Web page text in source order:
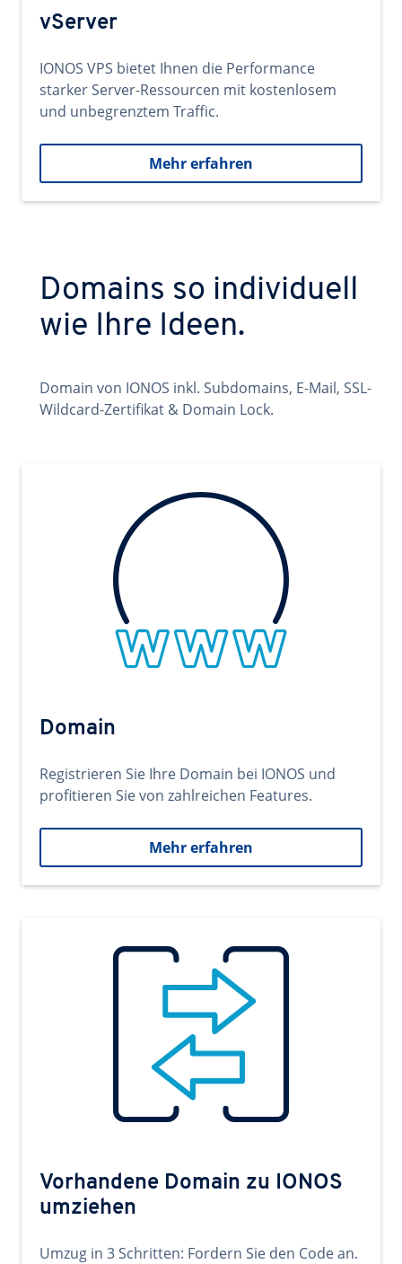
vServer
IONOS VPS bietet Ihnen die Performance
starker Server-Ressourcen mit kostenlosem
und unbegrenztem Traffic.
Mehr erfahren
Domains so individuell
wie Ihre Ideen.
Domain von IONOS inkl. Subdomains, E-Mail, SSL-
Wildcard-Zertifikat & Domain Lock.
Domain
Registrieren Sie Ihre Domain bei IONOS und
profitieren Sie von zahlreichen Features.
Mehr erfahren
Vorhandene Domain zu IONOS
umziehen
Umzug in 3 Schritten: Fordern Sie den Code an.